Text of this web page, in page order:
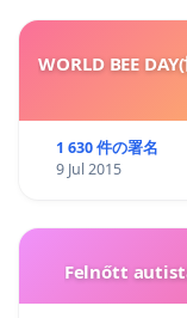
WORLD BEE
1 630 件の署名
9 Jul 2015
Felnőtt